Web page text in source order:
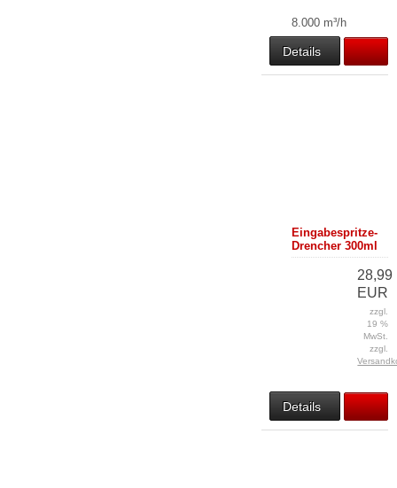
8.000 m³/h
Details
Eingabespritze-
Drencher 300ml
28,99
EUR
zzgl.
19 %
MwSt.
zzgl.
Details